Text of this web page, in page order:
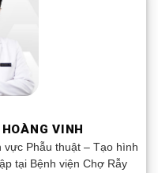
VINH
vực Phẫu thuật – Tạo hình
tại Bệnh viện Chợ Rẫy